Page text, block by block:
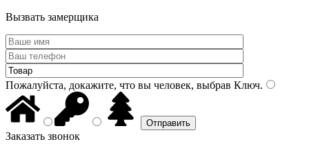
Вызвать замерщика
Пожалуйста, докажите, что вы человек, выбрав Ключ.
Заказать звонок